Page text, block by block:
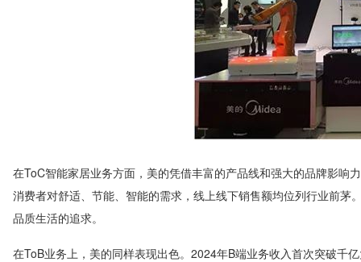
在ToC智能家居业务方面，美的凭借丰富的产品线和强大的品牌影响
消费者对舒适、节能、智能的需求，线上线下销售额均位列行业前
品质生活的追求。
在ToB业务上，美的同样表现出色。2024年B端业务收入首次突破千